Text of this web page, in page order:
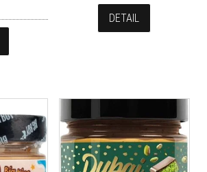
DETAIL